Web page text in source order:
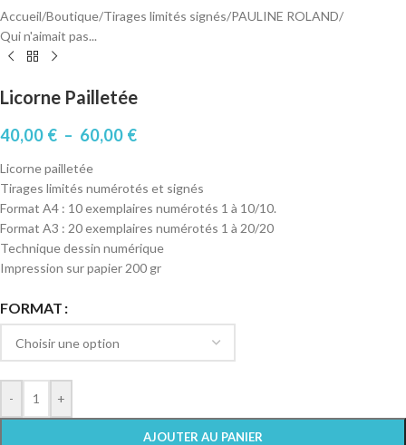
Accueil/Boutique/Tirages limités signés/PAULINE ROLAND/
Qui n'aimait pas...
Licorne Pailletée
40,00 € – 60,00 €
Licorne pailletée
Tirages limités numérotés et signés
Format A4 : 10 exemplaires numérotés 1 à 10/10.
Format A3 : 20 exemplaires numérotés 1 à 20/20
Technique dessin numérique
Impression sur papier 200 gr
FORMAT
- +
AJOUTER AU PANIER